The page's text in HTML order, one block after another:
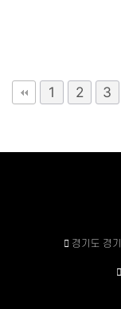
1 2 3
경기도 경